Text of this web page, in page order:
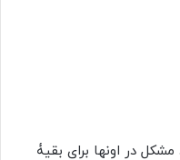
در اونها برای بقیۀ